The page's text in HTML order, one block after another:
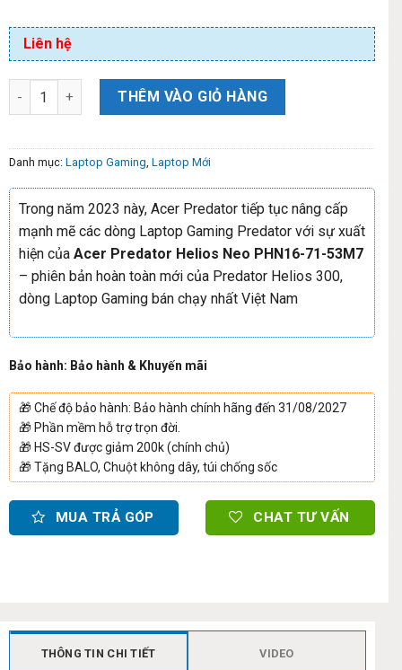
Liên hệ
THÊM VÀO GIỎ HÀNG
Danh mục: Laptop Gaming Laptop Mới
Trong năm 2023 này, Acer Predator tiếp tục nâng cấp
mạnh mẽ các dòng Laptop Gaming Predator với sự xuất
hiện của Acer Predator Helios Neo PHN16-71-53M7
– phiên bản hoàn toàn mới của Predator Helios 300,
dòng Laptop Gaming bán chạy nhất Việt Nam
Bảo hành: Bảo hành & Khuyến mãi
🎁Chế độ bảo hành: Bảo hành chính hãng đến 31/08/2027
🎁 Phần mềm hỗ trợ trọn đời.
🎁 HS-SV được giảm 200k (chính chủ)
🎁Tặng BALO, Chuột không dây, túi chống sốc
MUA TRẢ GÓP CHAT TƯ VẤN
THÔNG TIN CHI TIẾT VIDEO